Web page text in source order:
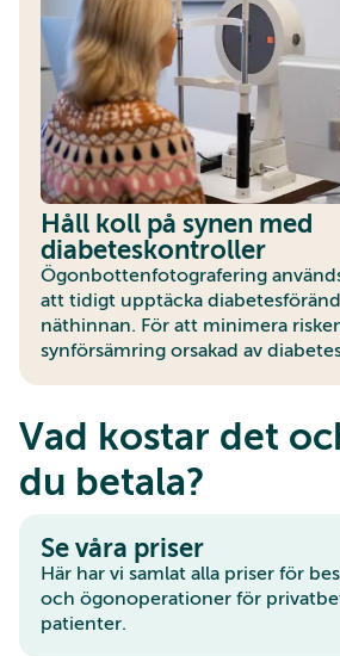
Håll koll på synen med
diabeteskontroller
Ögonbottenfotografering
att tidigt upptäcka
näthinnan. För att minimera
synförsämring orsakad av
Vad kostar det
du betala?
Se våra priser
Här har vi samlat alla priser för
och ögonoperationer för
patienter.